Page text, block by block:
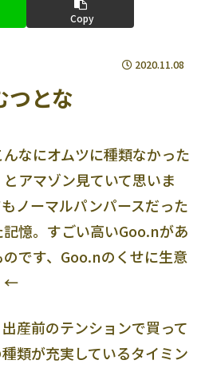
Copy
2020.11.08
つとな
なにオムツに種類なかった
アマゾン見ていて思いま
ノーマルパンパースだった
憶。すごい高いGoo.nがあ
です、Goo.nのくせに生意
←
産前のテンションで買って
類が充実しているタイミン